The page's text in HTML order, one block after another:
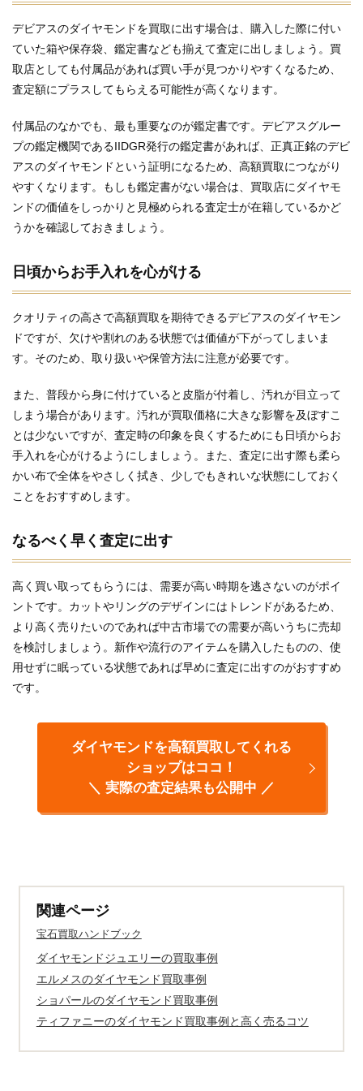
デビアスのダイヤモンドを買取に出す場合は、購入した際に付い
ていた箱や保存袋、鑑定書なども揃えて査定に出しましょう。買
取店としても付属品があれば買い手が見つかりやすくなるため、
査定額にプラスしてもらえる可能性が高くなります。
付属品のなかでも、最も重要なのが鑑定書です。デビアスグルー
プの鑑定機関であるIIDGR発行の鑑定書があれば、正真正銘のデビ
アスのダイヤモンドという証明になるため、高額買取につながり
やすくなります。もしも鑑定書がない場合は、買取店にダイヤモ
ンドの価値をしっかりと見極められる査定士が在籍しているかど
うかを確認しておきましょう。
日頃からお手入れを心がける
クオリティの高さで高額買取を期待できるデビアスのダイヤモン
ドですが、欠けや割れのある状態では価値が下がってしまいま
す。そのため、取り扱いや保管方法に注意が必要です。
また、普段から身に付けていると皮脂が付着し、汚れが目立って
しまう場合があります。汚れが買取価格に大きな影響を及ぼすこ
とは少ないですが、査定時の印象を良くするためにも日頃からお
手入れを心がけるようにしましょう。また、査定に出す際も柔ら
かい布で全体をやさしく拭き、少しでもきれいな状態にしておく
ことをおすすめします。
なるべく早く査定に出す
高く買い取ってもらうには、需要が高い時期を逃さないのがポイ
ントです。カットやリングのデザインにはトレンドがあるため、
より高く売りたいのであれば中古市場での需要が高いうちに売却
を検討しましょう。新作や流行のアイテムを購入したものの、使
用せずに眠っている状態であれば早めに査定に出すのがおすすめ
です。
ダイヤモンドを高額買取してくれる
ショップはココ！
＼ 実際の査定結果も公開中 ／
関連ページ
宝石買取ハンドブック
ダイヤモンドジュエリーの買取事例
エルメスのダイヤモンド買取事例
ショパールのダイヤモンド買取事例
ティファニーのダイヤモンド買取事例と高く売るコツ